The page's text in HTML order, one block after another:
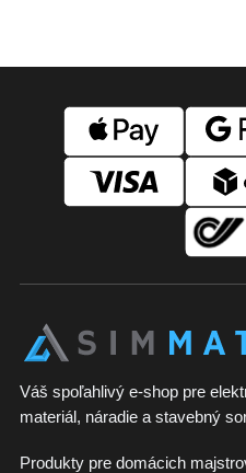
Váš spoľahlivý e-shop pre
materiál, náradie a stavebný
Produkty pre domácich